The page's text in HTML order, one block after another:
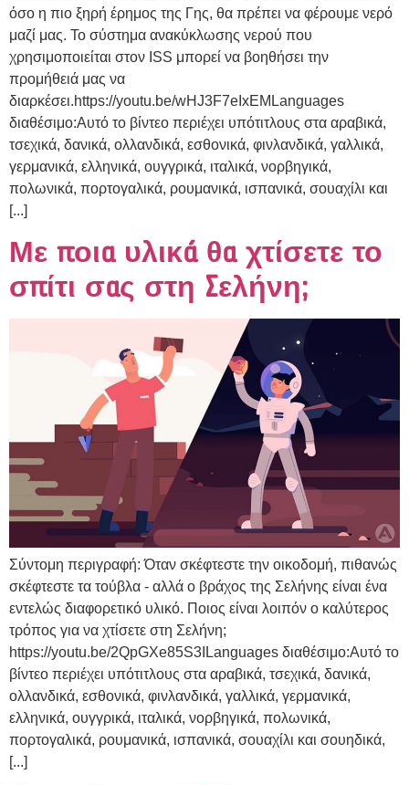
όσο η πιο ξηρή έρημος της Γης, θα πρέπει να φέρουμε νερό
μαζί μας. Το σύστημα ανακύκλωσης νερού που
χρησιμοποιείται στον ISS μπορεί να βοηθήσει την
προμήθειά μας να
διαρκέσει.https://youtu.be/wHJ3F7eIxEMLanguages
διαθέσιμο:Αυτό το βίντεο περιέχει υπότιτλους στα αραβικά,
τσεχικά, δανικά, ολλανδικά, εσθονικά, φινλανδικά, γαλλικά,
γερμανικά, ελληνικά, ουγγρικά, ιταλικά, νορβηγικά,
πολωνικά, πορτογαλικά, ρουμανικά, ισπανικά, σουαχίλι και
[...]
Με ποια υλικά θα χτίσετε το
σπίτι σας στη Σελήνη;
Σύντομη περιγραφή: Όταν σκέφτεστε την οικοδομή, πιθανώς
σκέφτεστε τα τούβλα - αλλά ο βράχος της Σελήνης είναι ένα
εντελώς διαφορετικό υλικό. Ποιος είναι λοιπόν ο καλύτερος
τρόπος για να χτίσετε στη Σελήνη;
https://youtu.be/2QpGXe85S3ILanguages διαθέσιμο:Αυτό το
βίντεο περιέχει υπότιτλους στα αραβικά, τσεχικά, δανικά,
ολλανδικά, εσθονικά, φινλανδικά, γαλλικά, γερμανικά,
ελληνικά, ουγγρικά, ιταλικά, νορβηγικά, πολωνικά,
πορτογαλικά, ρουμανικά, ισπανικά, σουαχίλι και σουηδικά,
[...]